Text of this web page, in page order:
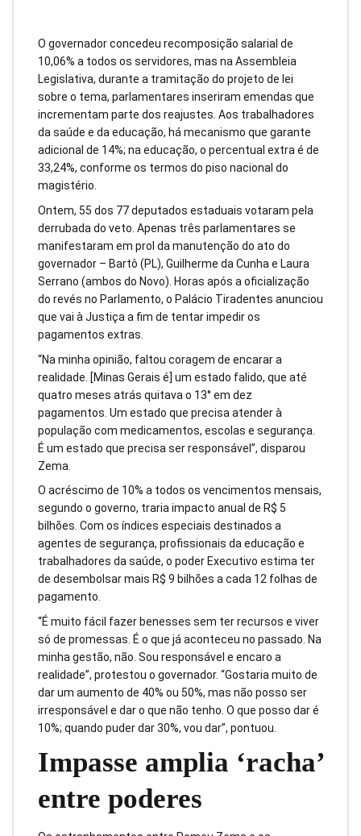
O governador concedeu recomposição salarial de
10,06% a todos os servidores, mas na Assembleia
Legislativa, durante a tramitação do projeto de lei
sobre o tema, parlamentares inseriram emendas que
incrementam parte dos reajustes. Aos trabalhadores
da saúde e da educação, há mecanismo que garante
adicional de 14%; na educação, o percentual extra é de
33,24%, conforme os termos do piso nacional do
magistério.
Ontem, 55 dos 77 deputados estaduais votaram pela
derrubada do veto. Apenas três parlamentares se
manifestaram em prol da manutenção do ato do
governador – Bartô (PL), Guilherme da Cunha e Laura
Serrano (ambos do Novo). Horas após a oficialização
do revés no Parlamento, o Palácio Tiradentes anunciou
que vai à Justiça a fim de tentar impedir os
pagamentos extras.
“Na minha opinião, faltou coragem de encarar a
realidade. [Minas Gerais é] um estado falido, que até
quatro meses atrás quitava o 13° em dez
pagamentos. Um estado que precisa atender à
população com medicamentos, escolas e segurança.
É um estado que precisa ser responsável”, disparou
Zema.
O acréscimo de 10% a todos os vencimentos mensais,
segundo o governo, traria impacto anual de R$ 5
bilhões. Com os índices especiais destinados a
agentes de segurança, profissionais da educação e
trabalhadores da saúde, o poder Executivo estima ter
de desembolsar mais R$ 9 bilhões a cada 12 folhas de
pagamento.
“É muito fácil fazer benesses sem ter recursos e viver
só de promessas. É o que já aconteceu no passado. Na
minha gestão, não. Sou responsável e encaro a
realidade”, protestou o governador. “Gostaria muito de
dar um aumento de 40% ou 50%, mas não posso ser
irresponsável e dar o que não tenho. O que posso dar é
10%; quando puder dar 30%, vou dar”, pontuou.
Impasse amplia ‘racha’
entre poderes